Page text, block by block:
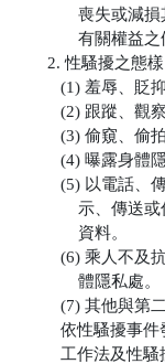
喪失
有關權益
2. 性騷擾之
(1) 羞辱、
(2) 跟蹤、
(3) 偷窺、偷
(4) 曝露身體
(5) 以電
示、
             資料。
(6) 乘人
             體隱私處。
(7) 其他與
依性騷擾
工作法及